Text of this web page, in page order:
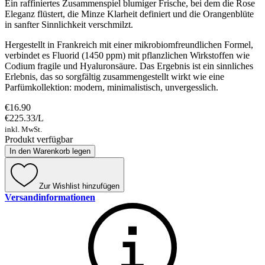
Ein raffiniertes Zusammenspiel blumiger Frische, bei dem die Rose
Eleganz flüstert, die Minze Klarheit definiert und die Orangenblüte
in sanfter Sinnlichkeit verschmilzt.
Hergestellt in Frankreich mit einer mikrobiomfreundlichen Formel,
verbindet es Fluorid (1450 ppm) mit pflanzlichen Wirkstoffen wie
Codium fragile und Hyaluronsäure. Das Ergebnis ist ein sinnliches
Erlebnis, das so sorgfältig zusammengestellt wirkt wie eine
Parfümkollektion: modern, minimalistisch, unvergesslich.
€16.90
€225.33/L
inkl. MwSt.
Produkt verfügbar
In den Warenkorb legen
Zur Wishlist hinzufügen
Versandinformationen